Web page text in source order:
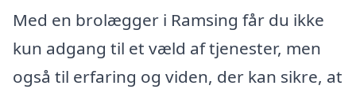
Med en brolægger i Ramsing får du ikke
kun adgang til et væld af tjenester, men
også til erfaring og viden, der kan sikre, at